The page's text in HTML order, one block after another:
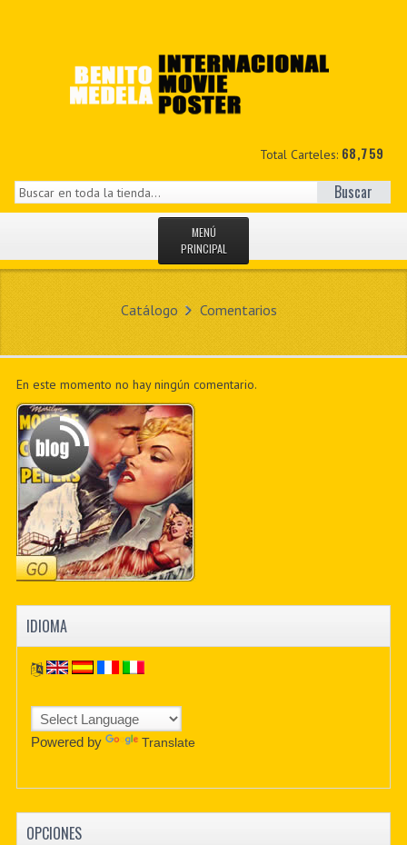
Total Carteles: 68,759
Buscar
MENÚ
PRINCIPAL
MIS DATOS
PDF BOOKS
CUSTOM PDF
Catálogo Comentarios
En este momento no hay ningún comentario.
IDIOMA
Powered by Translate
OPCIONES